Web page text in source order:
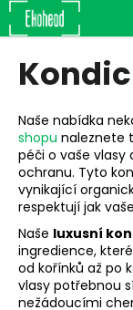
Přejít
na
obsah
Naše nabídka
shopu naleznete
péči o vaše
ochranu. Tyto
vynikající
respektují jak
Naše luxusní
ingredience,
od kořínků až po
vlasy potřebnou
nežádoucími
K
o
o
p
o
t
ř
e
b
u